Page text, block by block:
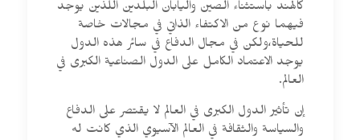
كالهند باستثناء الصين واليابان البلدين اللذين يوجد
فيهما نوع من الاكتفاء الذاتي في مجالات خاصة
للحياة،ولكن في مجال الدفاع في سائر هذه الدول
يوجد الاعتماد الكامل على الدول الصناعية الكبرى في
العالم.
إن تأثير الدول الكبرى في العالم لا يقتصر على الدفاع
والسياسة والثقافة في العالم الآسيوي الذي كانت له